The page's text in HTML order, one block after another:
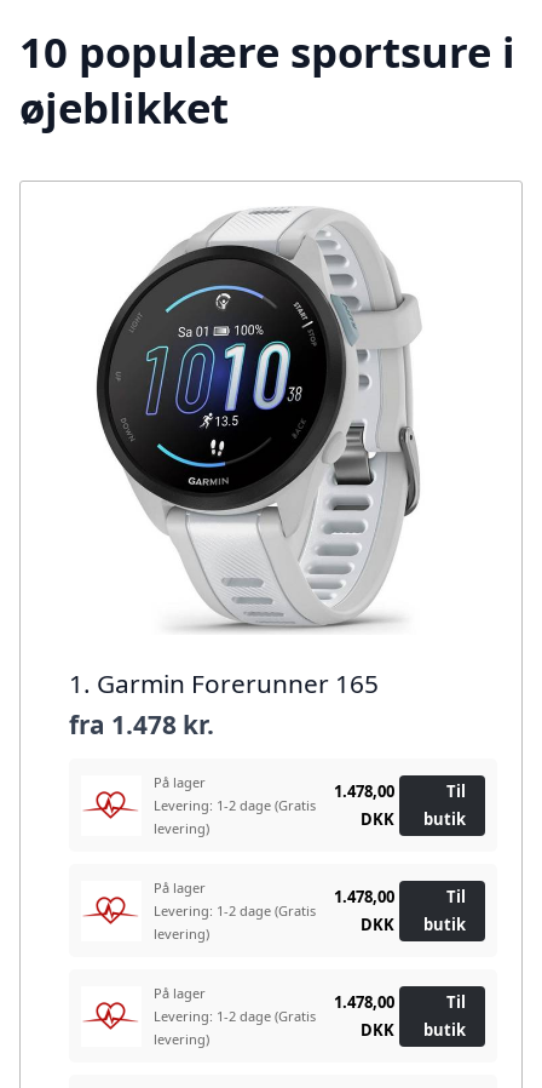
10 populære sportsure i
øjeblikket
1. Garmin Forerunner 165
fra 1.478 kr.
På lager
Levering: 1-2 dage (Gratis
levering)
1.478,00
DKK
Til
butik
På lager
Levering: 1-2 dage (Gratis
levering)
1.478,00
DKK
Til
butik
På lager
Levering: 1-2 dage (Gratis
levering)
1.478,00
DKK
Til
butik